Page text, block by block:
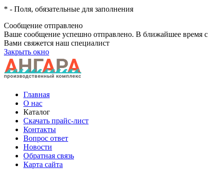
* - Поля, обязательные для заполнения
Сообщение отправлено
Ваше сообщение успешно отправлено. В ближайшее время с
Вами свяжется наш специалист
Закрыть окно
Главная
О нас
Каталог
Скачать прайс-лист
Контакты
Вопрос ответ
Новости
Обратная связь
Карта сайта